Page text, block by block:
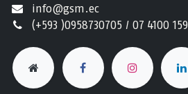
info@gsm.ec​
(+593 )0958730705 / 07 4100 159